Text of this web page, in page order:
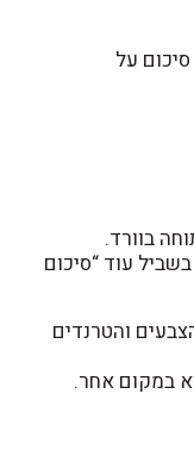
על
בוורד.
עוד “סיכום
והטרנדים
במקום אחר.